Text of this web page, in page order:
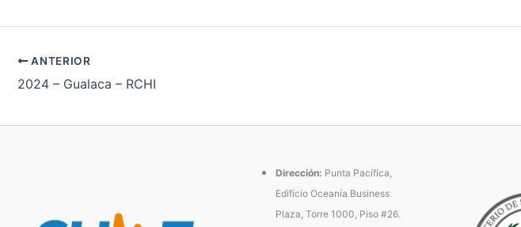
ANTERIOR
2024 – Gualaca – RCHI
Dirección: Punta Pacífica,
Edificio Oceanía Business
Plaza, Torre 1000, Piso #26.